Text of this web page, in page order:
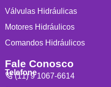
Válvulas Hidráulicas
Motores Hidráulicos
Comandos Hidráulicos
Fale Conosco
Telefone
(11) 9 1067-6614